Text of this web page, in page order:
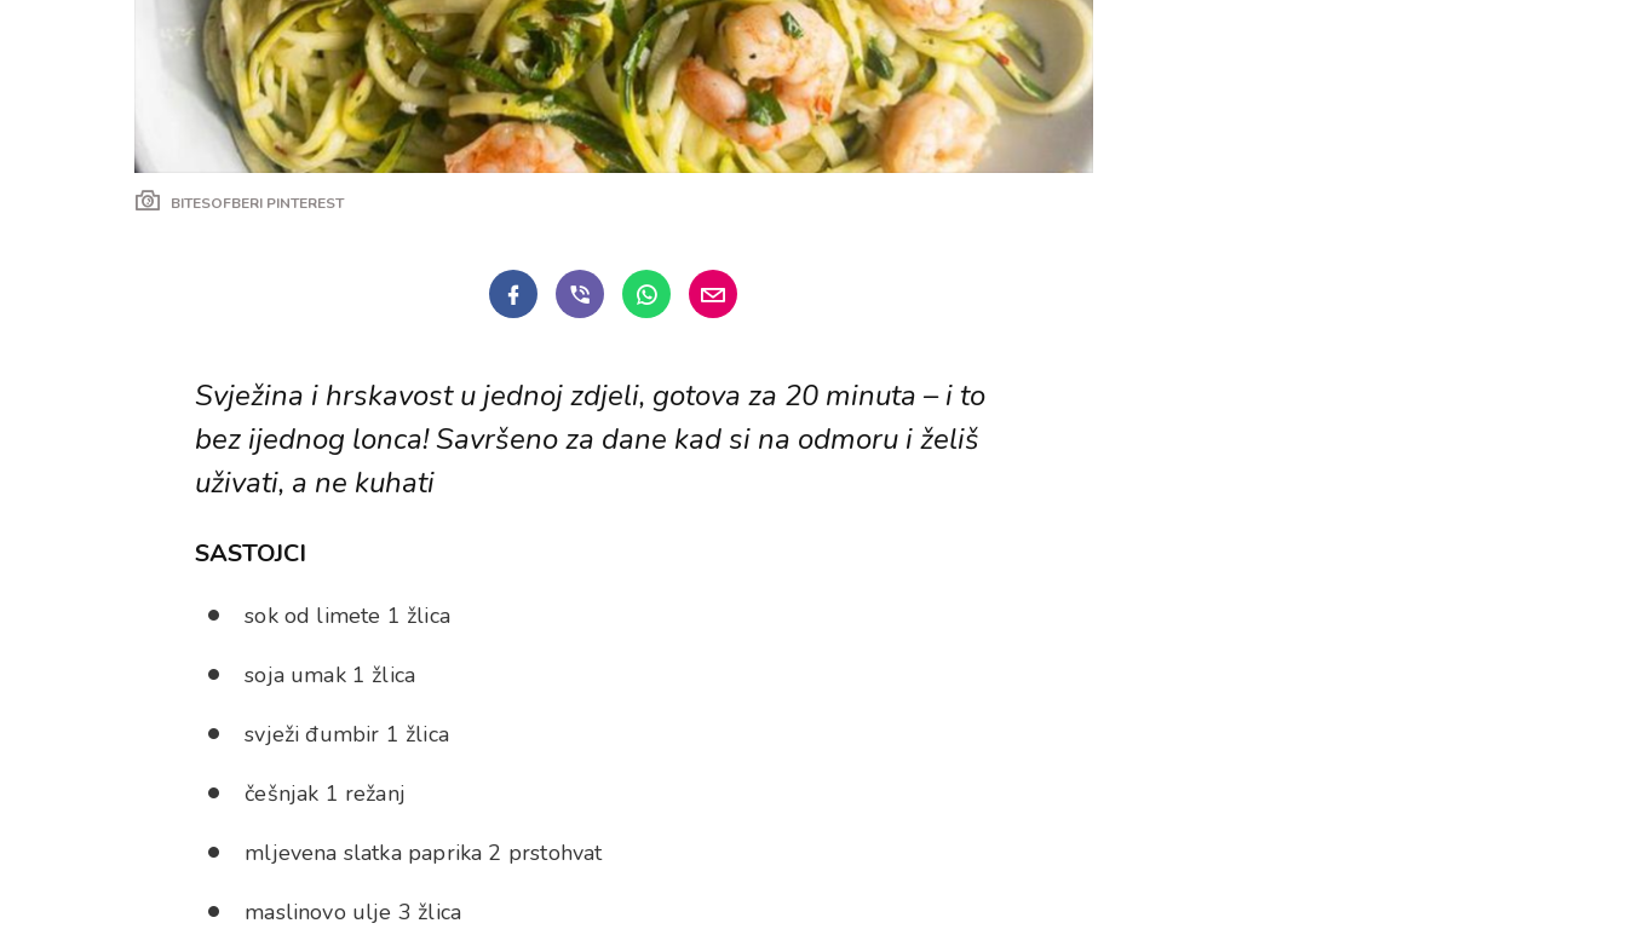
BITESOFBERI PINTEREST
Svježina i hrskavost u jednoj zdjeli, gotova za 20 minuta – i to
bez ijednog lonca! Savršeno za dane kad si na odmoru i želiš
uživati, a ne kuhati
SASTOJCI
sok od limete 1 žlica
soja umak 1 žlica
svježi đumbir 1 žlica
češnjak 1 režanj
mljevena slatka paprika 2 prstohvat
maslinovo ulje 3 žlica